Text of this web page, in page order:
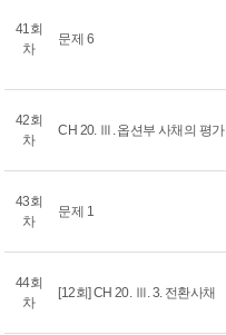
41회
차
문제 6
42회
차
CH 20. Ⅲ. 옵션부 사채의 평가
43회
차
문제 1
44회
차
[12회] CH 20. Ⅲ. 3. 전환사채